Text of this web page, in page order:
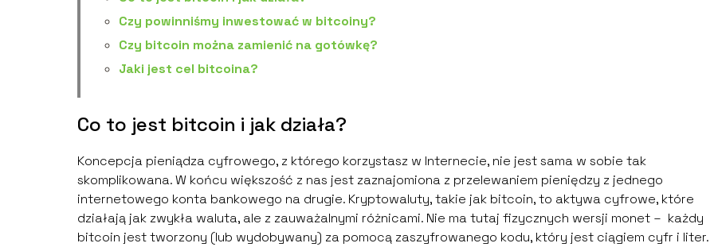
Czy powinniśmy inwestować w bitcoiny?
Czy bitcoin można zamienić na gotówkę?
Jaki jest cel bitcoina?
Co to jest bitcoin i jak działa?
Koncepcja pieniądza cyfrowego, z którego korzystasz w Internecie, nie jest sama w sobie tak
skomplikowana. W końcu większość z nas jest zaznajomiona z przelewaniem pieniędzy z jednego
internetowego konta bankowego na drugie. Kryptowaluty, takie jak bitcoin, to aktywa cyfrowe, które
działają jak zwykła waluta, ale z zauważalnymi różnicami. Nie ma tutaj fizycznych wersji monet – każdy
bitcoin jest tworzony (lub wydobywany) za pomocą zaszyfrowanego kodu, który jest ciągiem cyfr i liter.